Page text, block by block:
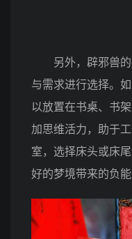
另外，辟邪兽的
与需求进行选择。
以放置在书桌、书
加思维活力，助于
室，选择床头或床
好的梦境带来的负能